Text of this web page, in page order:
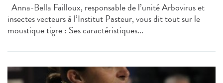
Anna-Bella Failloux, responsable de l’unité Arbovirus et
insectes vecteurs à l’Institut Pasteur, vous dit tout sur le
moustique tigre : Ses caractéristiques...